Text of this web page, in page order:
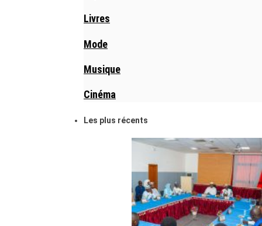
Livres
Mode
Musique
Cinéma
Les plus récents